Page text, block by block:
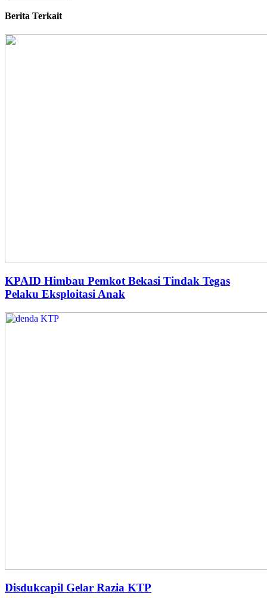
Berita Terkait
KPAID Himbau Pemkot Bekasi Tindak Tegas
Pelaku Eksploitasi Anak
Disdukcapil Gelar Razia KTP